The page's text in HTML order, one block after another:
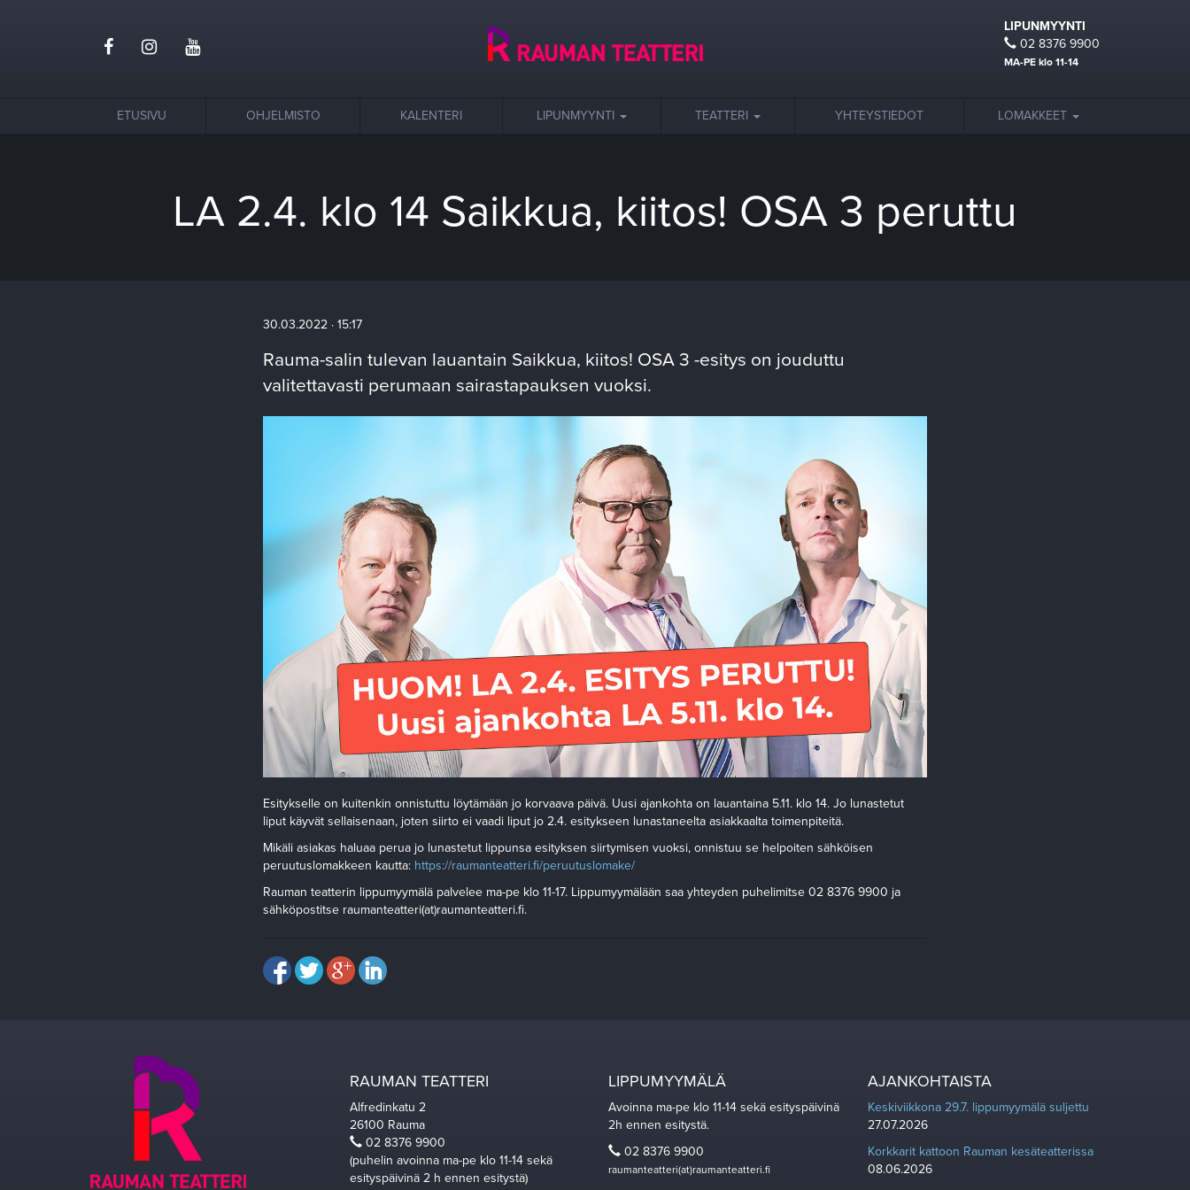
LIPUNMYYNTI
02 8376 9900
MA-PE klo 11-14
ETUSIVU OHJELMISTO KALENTERI LIPUNMYYNTI TEATTERI YHTEYSTIEDOT LOMAKKEET
LA 2.4. klo 14 Saikkua, kiitos! OSA 3 peruttu
30.03.2022 · 15:17
Rauma-salin tulevan lauantain Saikkua, kiitos! OSA 3 -esitys on jouduttu
valitettavasti perumaan sairastapauksen vuoksi.
Esitykselle on kuitenkin onnistuttu löytämään jo korvaava päivä. Uusi ajankohta on lauantaina 5.11. klo 14. Jo lunastetut
liput käyvät sellaisenaan, joten siirto ei vaadi liput jo 2.4. esitykseen lunastaneelta asiakkaalta toimenpiteitä.
Mikäli asiakas haluaa perua jo lunastetut lippunsa esityksen siirtymisen vuoksi, onnistuu se helpoiten sähköisen
peruutuslomakkeen kautta: https://raumanteatteri.fi/peruutuslomake/
Rauman teatterin lippumyymälä palvelee ma-pe klo 11-17. Lippumyymälään saa yhteyden puhelimitse 02 8376 9900 ja
sähköpostitse raumanteatteri(at)raumanteatteri.fi.
RAUMAN TEATTERI
Alfredinkatu 2
26100 Rauma
02 8376 9900
(puhelin avoinna ma-pe klo 11-14 sekä
esityspäivinä 2 h ennen esitystä)
LIPPUMYYMÄLÄ
Avoinna ma-pe klo 11-14 sekä esityspäivinä
2h ennen esitystä.
02 8376 9900
raumanteatteri(at)raumanteatteri.fi
AJANKOHTAISTA
Keskiviikkona 29.7. lippumyymälä suljettu
27.07.2026
Korkkarit kattoon Rauman kesäteatterissa
08.06.2026